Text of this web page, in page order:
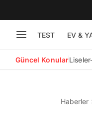
TEST EV &
Güncel Konular
Haberler